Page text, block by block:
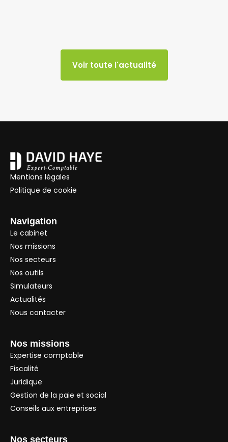
Voir toute l'actualité
Mentions légales
Politique de cookie
Navigation
Le cabinet
Nos missions
Nos secteurs
Nos outils
Simulateurs
Actualités
Nous contacter
Nos missions
Expertise comptable
Fiscalité
Juridique
Gestion de la paie et social
Conseils aux entreprises
Nos secteurs